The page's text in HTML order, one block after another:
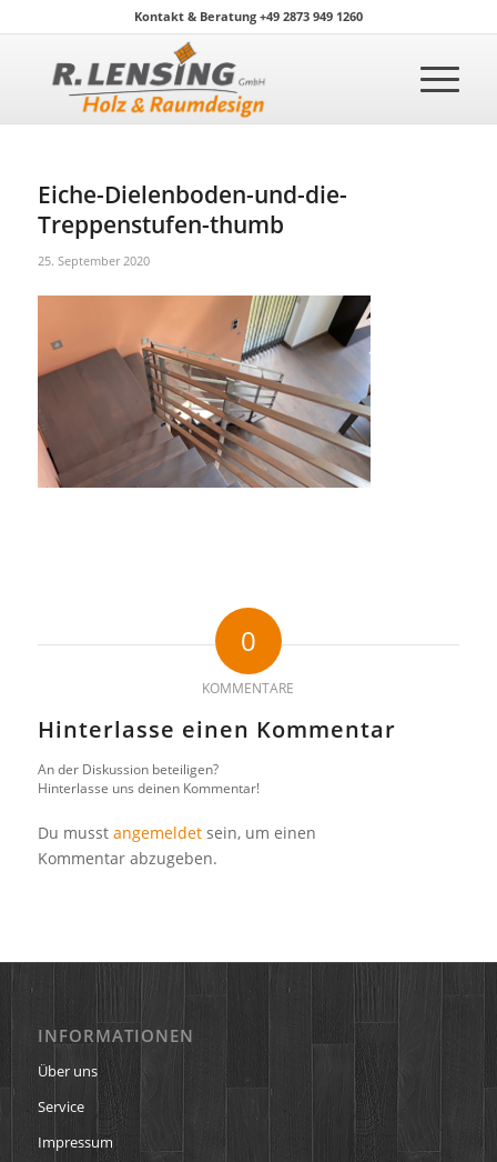
Kontakt & Beratung +49 2873 949 1260
Eiche-Dielenboden-und-die-
Treppenstufen-thumb
25. September 2020
0
KOMMENTARE
Hinterlasse einen Kommentar
An der Diskussion beteiligen?
Hinterlasse uns deinen Kommentar!
Du musst angemeldetsein, um einen
Kommentar abzugeben.
INFORMATIONEN
Über uns
Service
Impressum